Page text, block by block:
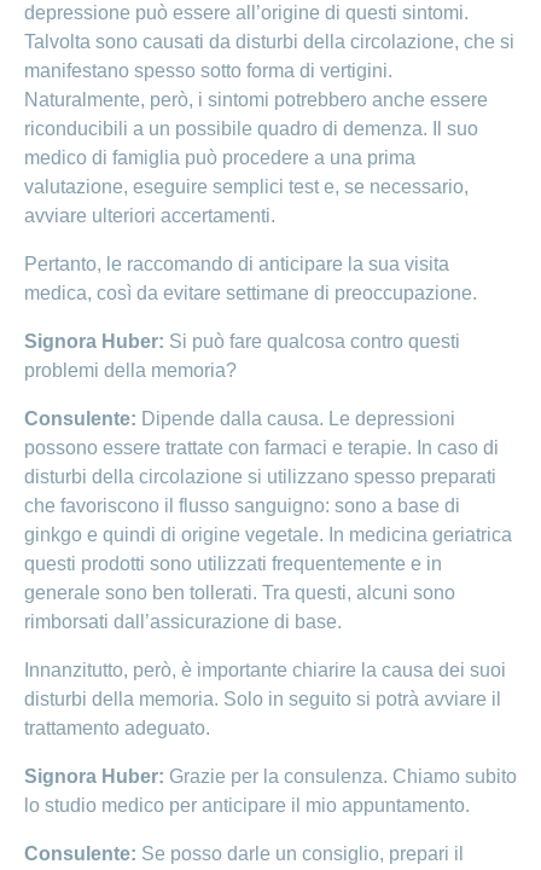
depressione può essere all’origine di questi sintomi.
Talvolta sono causati da disturbi della circolazione, che si
manifestano spesso sotto forma di vertigini.
Naturalmente, però, i sintomi potrebbero anche essere
riconducibili a un possibile quadro di demenza. Il suo
medico di famiglia può procedere a una prima
valutazione, eseguire semplici test e, se necessario,
avviare ulteriori accertamenti.
Pertanto, le raccomando di anticipare la sua visita
medica, così da evitare settimane di preoccupazione.
Signora Huber: Si può fare qualcosa contro questi
problemi della memoria?
Consulente: Dipende dalla causa. Le depressioni
possono essere trattate con farmaci e terapie. In caso di
disturbi della circolazione si utilizzano spesso preparati
che favoriscono il flusso sanguigno: sono a base di
ginkgo e quindi di origine vegetale. In medicina geriatrica
questi prodotti sono utilizzati frequentemente e in
generale sono ben tollerati. Tra questi, alcuni sono
rimborsati dall’assicurazione di base.
Innanzitutto, però, è importante chiarire la causa dei suoi
disturbi della memoria. Solo in seguito si potrà avviare il
trattamento adeguato.
Signora Huber: Grazie per la consulenza. Chiamo subito
lo studio medico per anticipare il mio appuntamento.
Consulente: Se posso darle un consiglio, prepari il